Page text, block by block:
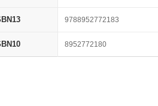
9788952772183
8952772180